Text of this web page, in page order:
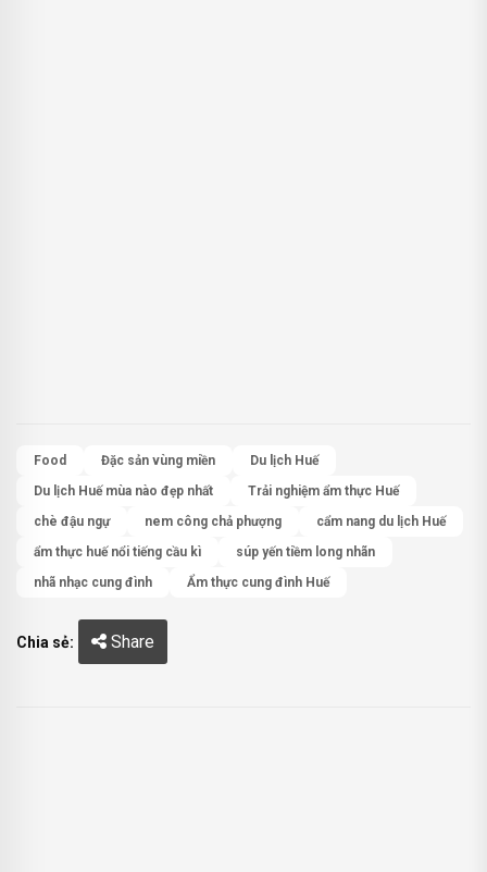
Food Đặc sản vùng miền
Du lịch Huế
Du lịch Huế mùa nào đẹp nhất
Trải nghiệm ẩm thực Huế
chè đậu ngự
nem công chả phượng
cẩm nang du lịch Huế
ẩm thực huế nổi tiếng cầu kì
súp yến tiềm long nhãn
nhã nhạc cung đình
Ẩm thực cung đình Huế
Chia sẻ: Share